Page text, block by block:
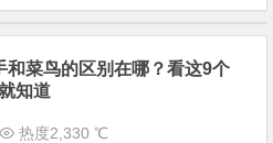
和菜鸟的区别在哪？看这9个
知道
热度2,330 ℃